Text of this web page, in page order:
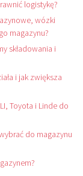
logistykę?
wózki
magazynu?
składowania i
i jak zwiększa
Toyota i Linde do
do magazynu